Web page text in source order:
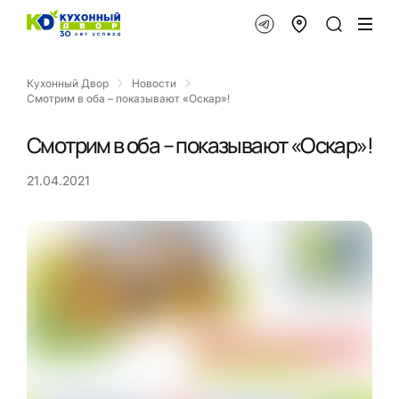
Кухонный Двор
Новости
Смотрим в оба – показывают «Оскар»!
Смотрим в оба – показывают «Оскар»!
21.04.2021